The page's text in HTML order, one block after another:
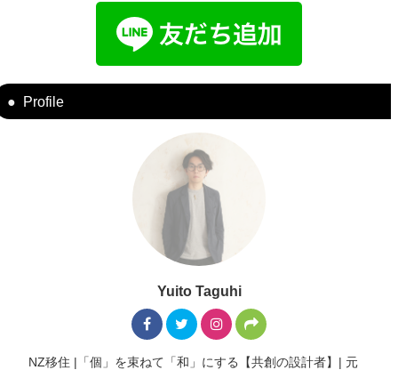
Profile
Yuito Taguhi
NZ移住 |「個」を束ねて「和」にする【共創の設計者】| 元